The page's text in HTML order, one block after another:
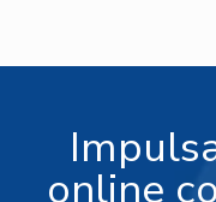
online